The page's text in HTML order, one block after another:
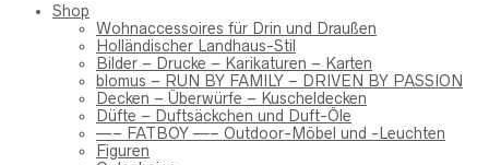
Shop
Wohnaccessoires für Drin und Draußen
Holländischer Landhaus-Stil
Bilder – Drucke – Karikaturen – Karten
blomus – RUN BY FAMILY – DRIVEN BY PASSION
Decken – Überwürfe – Kuscheldecken
Düfte – Duftsäckchen und Duft-Öle
—– FATBOY —– Outdoor-Möbel und -Leuchten
Figuren